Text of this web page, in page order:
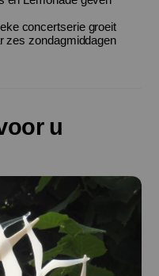
concertserie groeit
zes zondagmiddagen
u